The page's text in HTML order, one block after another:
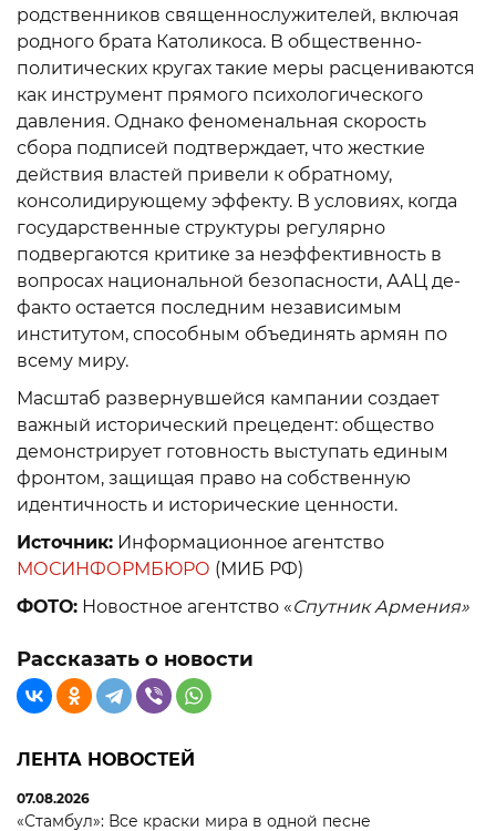
родственников священнослужителей, включая
родного брата Католикоса. В общественно-
политических кругах такие меры расцениваются
как инструмент прямого психологического
давления. Однако феноменальная скорость
сбора подписей подтверждает, что жесткие
действия властей привели к обратному,
консолидирующему эффекту. В условиях, когда
государственные структуры регулярно
подвергаются критике за неэффективность в
вопросах национальной безопасности, ААЦ де-
факто остается последним независимым
институтом, способным объединять армян по
всему миру.
Масштаб развернувшейся кампании создает
важный исторический прецедент: общество
демонстрирует готовность выступать единым
фронтом, защищая право на собственную
идентичность и исторические ценности.
Источник: Информационное агентство
МОСИНФОРМБЮРО (МИБ РФ)
ФОТО: Новостное агентство «Спутник Армения»
Рассказать о новости
ЛЕНТА НОВОСТЕЙ
07.08.2026
«Стамбул»: Все краски мира в одной песне